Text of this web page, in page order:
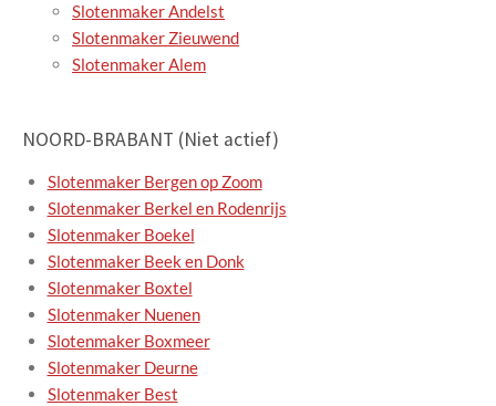
Slotenmaker Andelst
Slotenmaker Zieuwend
Slotenmaker Alem
NOORD-BRABANT (Niet actief)
Slotenmaker Bergen op Zoom
Slotenmaker Berkel en Rodenrijs
Slotenmaker Boekel
Slotenmaker Beek en Donk
Slotenmaker Boxtel
Slotenmaker Nuenen
Slotenmaker Boxmeer
Slotenmaker Deurne
Slotenmaker Best